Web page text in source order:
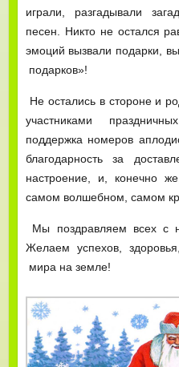
играли, разгадывали
песен. Никто не остался
эмоций вызвали подарки,
подарков»!
Не остались в стороне и
участниками
поддержка номеров
благодарность за
настроение, и, конечно
самом волшебном, самом
Мы поздравляем всех с
Желаем успехов,
мира на земле!